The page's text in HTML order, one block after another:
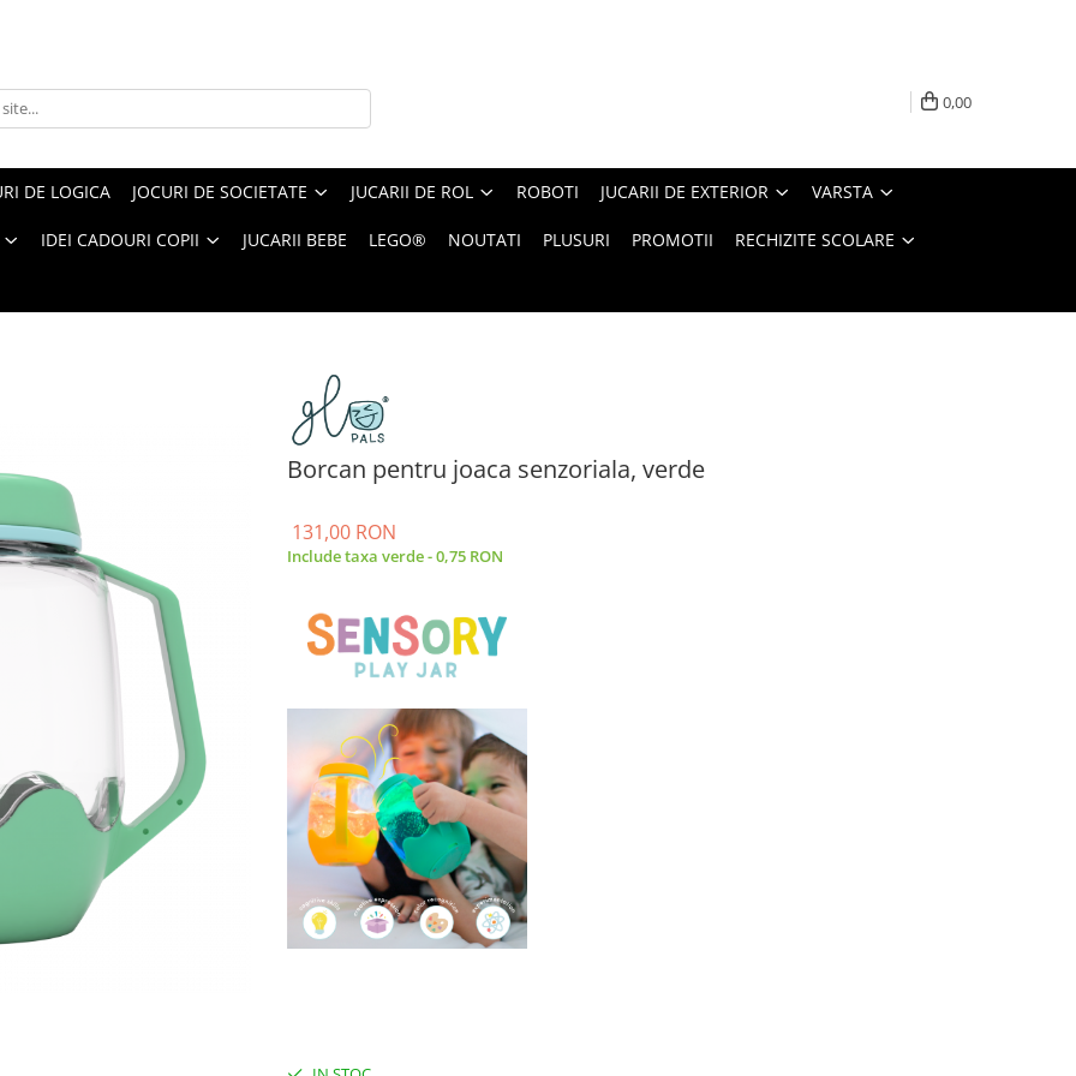
0,00
DE LOGICA JOCURI DE SOCIETATE JUCARII DE ROL ROBOTI JUCARII DE EXTERIOR VARSTA
IDEI CADOURI COPII JUCARII BEBE LEGO® NOUTATI PLUSURI PROMOTII RECHIZITE SCOLARE
Borcan pentru joaca senzoriala, verde
131,00 RON
Include taxa verde - 0,75 RON